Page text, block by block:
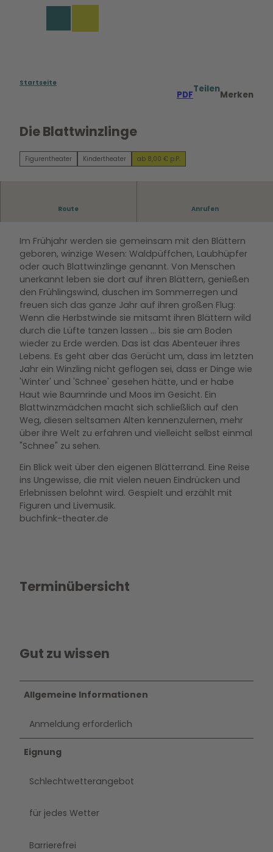
Startseite
PDF
Teilen
Merken
Die Blattwinzlinge
Figurentheater Kindertheater ab 8,00 € p.P.
Route Anrufen
Im Frühjahr werden sie gemeinsam mit den Blättern
geboren, winzige Wesen: Waldpüffchen, Laubhüpfer
oder auch Blattwinzlinge genannt. Von Menschen
unerkannt leben sie dort auf ihren Blättern, genießen
den Frühlingswind, duschen im Sommerregen und
freuen sich das ganze Jahr auf ihren großen Flug:
Wenn die Herbstwinde sie mitsamt ihren Blättern wild
durch die Lüfte tanzen lassen ... bis sie am Boden
wieder zu Erde werden. Das ist das Abenteuer ihres
Lebens. Es geht aber das Gerücht um, dass im letzten
Jahr ein Winzling nicht geflogen sei, dass er Dinge wie
'Winter' und 'Schnee' gesehen hätte, und er habe
Haut wie Baumrinde und Moos im Gesicht. Ein
Blattwinzmädchen macht sich schließlich auf den
Weg, diesen seltsamen Alten kennenzulernen, mehr
über ihre Welt zu erfahren und vielleicht selbst einmal
"Schnee" zu sehen.
Ein Blick weit über den eigenen Blätterrand. Eine Reise
ins Ungewisse, die mit vielen neuen Eindrücken und
Erlebnissen belohnt wird. Gespielt und erzählt mit
Figuren und Livemusik.
buchfink-theater.de
Terminübersicht
Gut zu wissen
Allgemeine Informationen
Anmeldung erforderlich
Eignung
Schlechtwetterangebot
für jedes Wetter
Barrierefrei